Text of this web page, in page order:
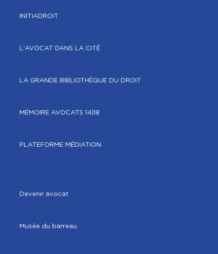
INITIADROIT
L'AVOCAT DANS LA CITÉ
LA GRANDE BIBLIOTHÈQUE DU DROIT
MÉMOIRE AVOCATS 14|18
PLATEFORME MÉDIATION
Devenir avocat
Musée du barreau